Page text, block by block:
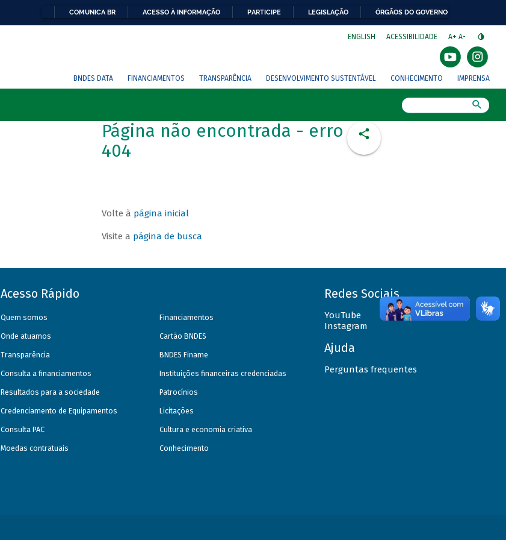
COMUNICA BR ACESSO À INFORMAÇÃO PARTICIPE LEGISLAÇÃO ÓRGÃOS DO GOVERNO
ENGLISH ACESSIBILIDADE A+ A-
BNDES DATA FINANCIAMENTOS TRANSPARÊNCIA DESENVOLVIMENTO SUSTENTÁVEL CONHECIMENTO IMPRENSA
Página não encontrada - erro
404
Volte à página inicial
Visite a página de busca
Acesso Rápido
Quem somos
Onde atuamos
Transparência
Consulta a financiamentos
Resultados para a sociedade
Credenciamento de Equipamentos
Consulta PAC
Moedas contratuais
Financiamentos
Cartão BNDES
BNDES Finame
Instituições financeiras credenciadas
Patrocínios
Licitações
Cultura e economia criativa
Conhecimento
Redes Sociais
YouTube
Instagram
Ajuda
Perguntas frequentes